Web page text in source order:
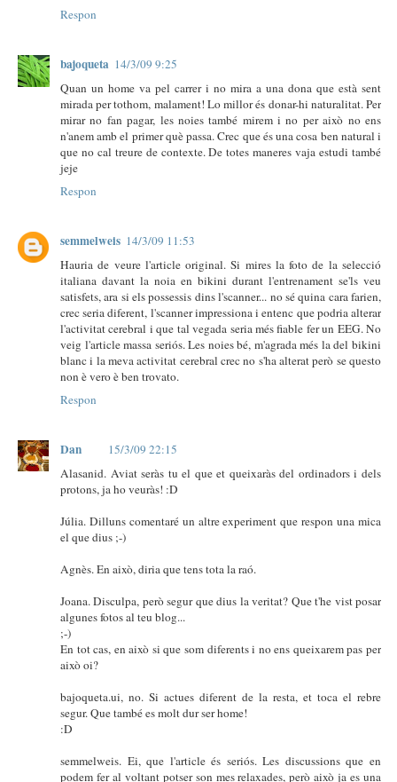
Respon
bajoqueta 14/3/09 9:25
Quan un home va pel carrer i no mira a una dona que està sent
mirada per tothom, malament! Lo millor és donar-hi naturalitat. Per
mirar no fan pagar, les noies també mirem i no per això no ens
n'anem amb el primer què passa. Crec que és una cosa ben natural i
que no cal treure de contexte. De totes maneres vaja estudi també
jeje
Respon
semmelweis 14/3/09 11:53
Hauria de veure l'article original. Si mires la foto de la selecció
italiana davant la noia en bikini durant l'entrenament se'ls veu
satisfets, ara si els possessis dins l'scanner... no sé quina cara farien,
crec seria diferent, l'scanner impressiona i entenc que podria alterar
l'activitat cerebral i que tal vegada seria més fiable fer un EEG. No
veig l'article massa seriós. Les noies bé, m'agrada més la del bikini
blanc i la meva activitat cerebral crec no s'ha alterat però se questo
non è vero è ben trovato.
Respon
Dan
15/3/09 22:15
Alasanid. Aviat seràs tu el que et queixaràs del ordinadors i dels
protons, ja ho veuràs! :D
Júlia. Dilluns comentaré un altre experiment que respon una mica
el que dius ;-)
Agnès. En això, diria que tens tota la raó.
Joana. Disculpa, però segur que dius la veritat? Que t'he vist posar
algunes fotos al teu blog...
;-)
En tot cas, en això si que som diferents i no ens queixarem pas per
això oi?
bajoqueta.ui, no. Si actues diferent de la resta, et toca el rebre
segur. Que també es molt dur ser home!
:D
semmelweis. Ei, que l'article és seriós. Les discussions que en
podem fer al voltant potser son mes relaxades, però això ja es una